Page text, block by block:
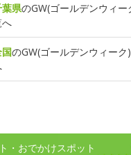
県のGW(ゴールデンウィ
へ
のGW(ゴールデンウィー
・おでかけスポット